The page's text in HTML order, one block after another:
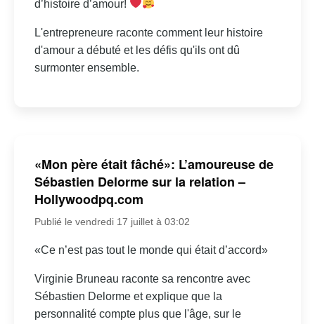
d’histoire d’amour!
L'entrepreneure raconte comment leur histoire
d'amour a débuté et les défis qu'ils ont dû
surmonter ensemble.
«Mon père était fâché»: L’amoureuse de
Sébastien Delorme sur la relation –
Hollywoodpq.com
Publié le vendredi 17 juillet à 03:02
«Ce n’est pas tout le monde qui était d’accord»
Virginie Bruneau raconte sa rencontre avec
Sébastien Delorme et explique que la
personnalité compte plus que l'âge, sur le